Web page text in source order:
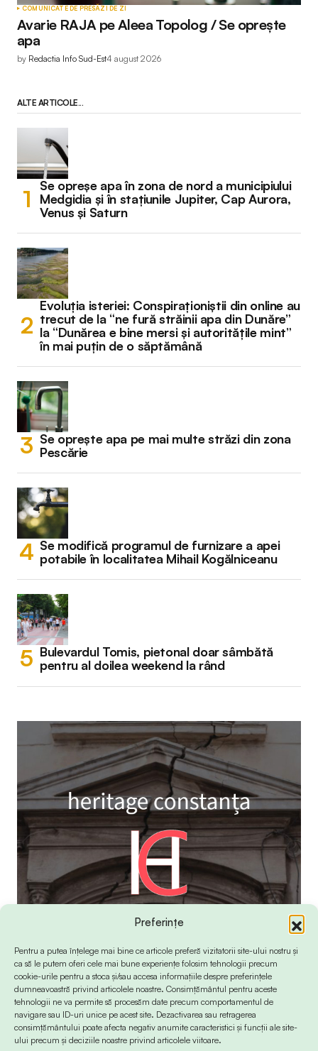
Preferințe
Pentru a putea înțelege mai bine ce articole preferă vizitatorii site-ului nostru și
ca să le putem oferi cele mai bune experiențe folosim tehnologii precum
cookie-urile pentru a stoca și/sau accesa informațiile despre preferințele
dumneavoastră privind articolele noastre. Consimțământul pentru aceste
tehnologii ne va permite să procesăm date precum comportamentul de
navigare sau ID-uri unice pe acest site. Dezactivarea sau retragerea
consimțământului poate afecta negativ anumite caracteristici și funcții ale site-
ului precum și deciziile noastre privind articolele viitoare.
COMUNICATE DE PRESĂZI DE ZI
Avarie RAJA pe Aleea Topolog / Se oprește
apa
by Redactia Info Sud-Est4 august 2026
ALTE ARTICOLE...
Se opreșe apa în zona de nord a municipiului
Medgidia și în stațiunile Jupiter, Cap Aurora,
Venus și Saturn
Evoluția isteriei: Conspiraționiștii din online au
trecut de la “ne fură străinii apa din Dunăre”
la “Dunărea e bine mersi și autoritățile mint”
în mai puțin de o săptămână
Se oprește apa pe mai multe străzi din zona
Pescărie
Se modifică programul de furnizare a apei
potabile în localitatea Mihail Kogălniceanu
Bulevardul Tomis, pietonal doar sâmbătă
pentru al doilea weekend la rând